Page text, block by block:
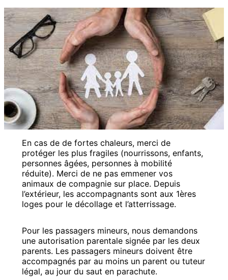
En cas de de fortes chaleurs, merci de
protéger les plus fragiles (nourrissons, enfants,
personnes âgées, personnes à mobilité
réduite). Merci de ne pas emmener vos
animaux de compagnie sur place. Depuis
l’extérieur, les accompagnants sont aux 1ères
loges pour le décollage et l’atterrissage.
Pour les passagers mineurs, nous demandons
une autorisation parentale signée par les deux
parents. Les passagers mineurs doivent être
accompagnés par au moins un parent ou tuteur
légal, au jour du saut en parachute.